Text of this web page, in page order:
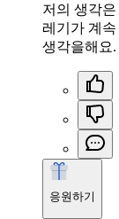
저의 생각
레기가 계
생각을해요.
응원하기